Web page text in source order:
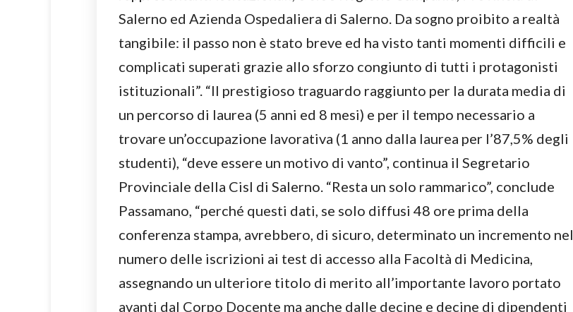
Salerno ed Azienda Ospedaliera di Salerno. Da sogno proibito a realtà
tangibile: il passo non è stato breve ed ha visto tanti momenti difficili e
complicati superati grazie allo sforzo congiunto di tutti i protagonisti
istituzionali”. “Il prestigioso traguardo raggiunto per la durata media di
un percorso di laurea (5 anni ed 8 mesi) e per il tempo necessario a
trovare un’occupazione lavorativa (1 anno dalla laurea per l’87,5% degli
studenti), “deve essere un motivo di vanto”, continua il Segretario
Provinciale della Cisl di Salerno. “Resta un solo rammarico”, conclude
Passamano, “perché questi dati, se solo diffusi 48 ore prima della
conferenza stampa, avrebbero, di sicuro, determinato un incremento nel
numero delle iscrizioni ai test di accesso alla Facoltà di Medicina,
assegnando un ulteriore titolo di merito all’importante lavoro portato
avanti dal Corpo Docente ma anche dalle decine e decine di dipendenti